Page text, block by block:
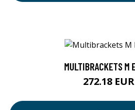
MULTIBRACKETS M
272.18 EUR